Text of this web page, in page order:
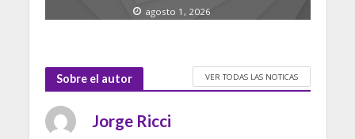
agosto 1, 2026
Sobre el autor VER TODAS LAS NOTICAS
Jorge Ricci